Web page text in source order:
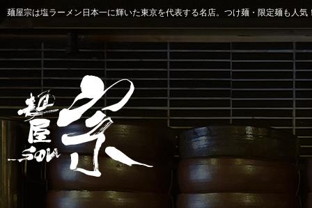
麺屋宗は塩ラーメン日本一に輝いた東京を代表する名店。つけ麺・限定麺も人